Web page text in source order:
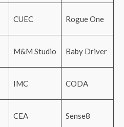
CUEC Rogue One
M&M Studio Baby Driver
IMC CODA
CEA Sense8